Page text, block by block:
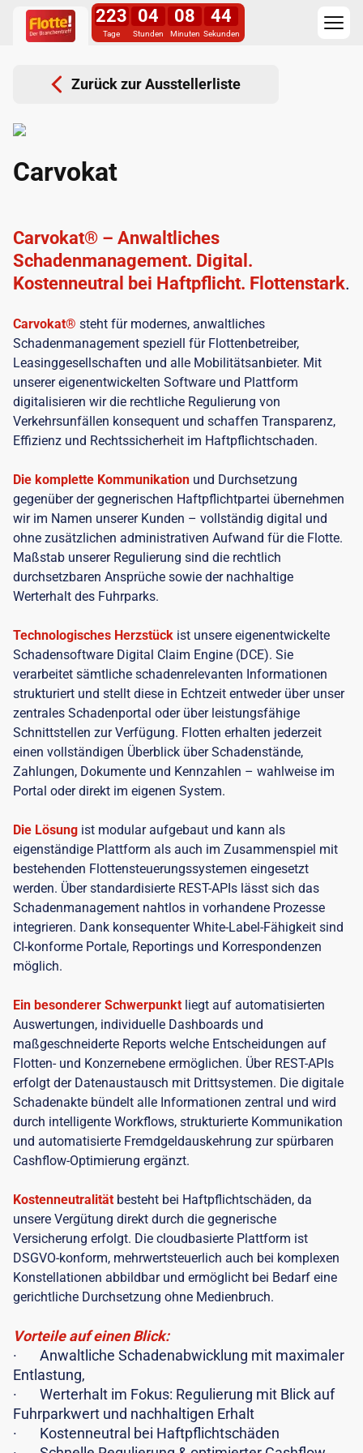
223
Tage
04
Stunden
08
Minuten
44
Sekunden
Zurück zur Ausstellerliste
Carvokat
Carvokat® – Anwaltliches
Schadenmanagement. Digital.
Kostenneutral bei Haftpflicht. Flottenstark.
Carvokat® steht für modernes, anwaltliches
Schadenmanagement speziell für Flottenbetreiber,
Leasinggesellschaften und alle Mobilitätsanbieter. Mit
unserer eigenentwickelten Software und Plattform
digitalisieren wir die rechtliche Regulierung von
Verkehrsunfällen konsequent und schaffen Transparenz,
Effizienz und Rechtssicherheit im Haftpflichtschaden.
Die komplette Kommunikation und Durchsetzung
gegenüber der gegnerischen Haftpflichtpartei übernehmen
wir im Namen unserer Kunden – vollständig digital und
ohne zusätzlichen administrativen Aufwand für die Flotte.
Maßstab unserer Regulierung sind die rechtlich
durchsetzbaren Ansprüche sowie der nachhaltige
Werterhalt des Fuhrparks.
Technologisches Herzstück ist unsere eigenentwickelte
Schadensoftware Digital Claim Engine (DCE). Sie
verarbeitet sämtliche schadenrelevanten Informationen
strukturiert und stellt diese in Echtzeit entweder über unser
zentrales Schadenportal oder über leistungsfähige
Schnittstellen zur Verfügung. Flotten erhalten jederzeit
einen vollständigen Überblick über Schadenstände,
Zahlungen, Dokumente und Kennzahlen – wahlweise im
Portal oder direkt im eigenen System.
Die Lösung ist modular aufgebaut und kann als
eigenständige Plattform als auch im Zusammenspiel mit
bestehenden Flottensteuerungssystemen eingesetzt
werden. Über standardisierte REST-APIs lässt sich das
Schadenmanagement nahtlos in vorhandene Prozesse
integrieren. Dank konsequenter White-Label-Fähigkeit sind
CI-konforme Portale, Reportings und Korrespondenzen
möglich.
Ein besonderer Schwerpunkt liegt auf automatisierten
Auswertungen, individuelle Dashboards und
maßgeschneiderte Reports welche Entscheidungen auf
Flotten- und Konzernebene ermöglichen. Über REST-APIs
erfolgt der Datenaustausch mit Drittsystemen. Die digitale
Schadenakte bündelt alle Informationen zentral und wird
durch intelligente Workflows, strukturierte Kommunikation
und automatisierte Fremdgeldauskehrung zur spürbaren
Cashflow-Optimierung ergänzt.
Kostenneutralität besteht bei Haftpflichtschäden, da
unsere Vergütung direkt durch die gegnerische
Versicherung erfolgt. Die cloudbasierte Plattform ist
DSGVO-konform, mehrwertsteuerlich auch bei komplexen
Konstellationen abbildbar und ermöglicht bei Bedarf eine
gerichtliche Durchsetzung ohne Medienbruch.
Vorteile auf einen Blick:
· Anwaltliche Schadenabwicklung mit maximaler
Entlastung,
· Werterhalt im Fokus: Regulierung mit Blick auf
Fuhrparkwert und nachhaltigen Erhalt
· Kostenneutral bei Haftpflichtschäden